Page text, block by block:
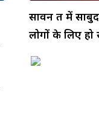
सावन व्रत में
लोगों के लिए